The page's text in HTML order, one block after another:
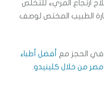
ارتجاع المريء للتخلص
الطبيب المختص لوصف
في الحجز مع
أفضل أطباء
من خلال كلينيدو.